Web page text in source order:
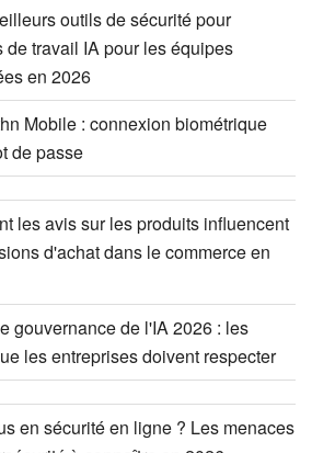
outils de sécurité pour
de travail IA pour les équipes
en 2026
Mobile : connexion biométrique
de passe
les avis sur les produits influencent
d'achat dans le commerce en
gouvernance de l'IA 2026 : les
les entreprises doivent respecter
en sécurité en ligne ? Les menaces